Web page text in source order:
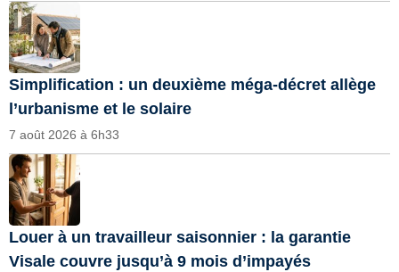
Simplification : un deuxième méga-décret allège
l’urbanisme et le solaire
7 août 2026 à 6h33
Louer à un travailleur saisonnier : la garantie
Visale couvre jusqu’à 9 mois d’impayés